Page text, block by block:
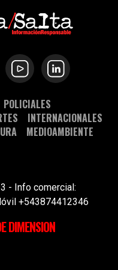
POLICIALES
INTERNACIONALES
MEDIOAMBIENTE
- Info comercial:
+543874412346
DIMENSION